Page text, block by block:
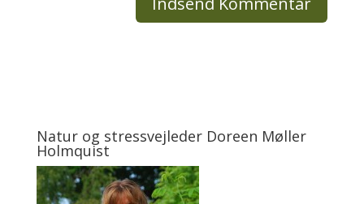
Natur og stressvejleder Doreen Møller
Holmquist